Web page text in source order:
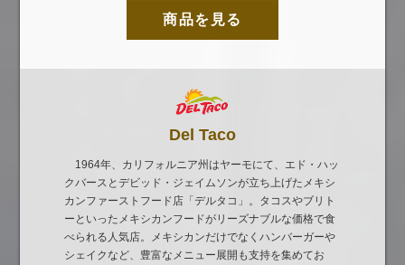
商品を見る
Del Taco
1964年、カリフォルニア州はヤーモにて、エド・ハッ
クバースとデビッド・ジェイムソンが立ち上げたメキシ
カンファーストフード店「デルタコ」。タコスやブリト
ーといったメキシカンフードがリーズナブルな価格で食
べられる人気店。メキシカンだけでなくハンバーガーや
シェイクなど、豊富なメニュー展開も支持を集めてお